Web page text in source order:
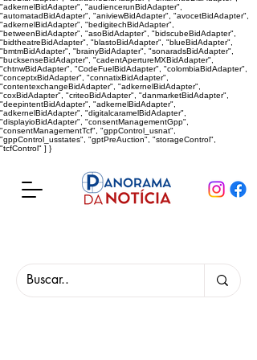
"adkernelBidAdapter", "audiencerunBidAdapter",
"automatadBidAdapter", "aniviewBidAdapter", "avocetBidAdapter",
"adkernelBidAdapter", "bedigitechBidAdapter",
"betweenBidAdapter", "asoBidAdapter", "bidscubeBidAdapter",
"bidtheatreBidAdapter", "blastoBidAdapter", "blueBidAdapter",
"bmtmBidAdapter", "brainyBidAdapter", "sonaradsBidAdapter",
"bucksenseBidAdapter", "cadentApertureMXBidAdapter",
"chtnwBidAdapter", "CodeFuelBidAdapter", "colombiaBidAdapter",
"conceptxBidAdapter", "connatixBidAdapter",
"contentexchangeBidAdapter", "adkernelBidAdapter",
"coxBidAdapter", "criteoBidAdapter", "danmarketBidAdapter",
"deepintentBidAdapter", "adkernelBidAdapter",
"adkernelBidAdapter", "digitalcaramelBidAdapter",
"displayioBidAdapter", "consentManagementGpp",
"consentManagementTcf", "gppControl_usnat",
"gppControl_usstates", "gptPreAuction", "storageControl",
"tcfControl" ] }